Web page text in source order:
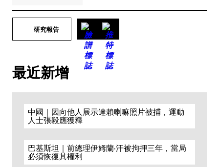
研究報告
最近新增
中國｜因向他人展示達賴喇嘛照片被捕，運動
人士張毅應獲釋
巴基斯坦｜前總理伊姆蘭·汗被拘押三年，當局
必須恢復其權利